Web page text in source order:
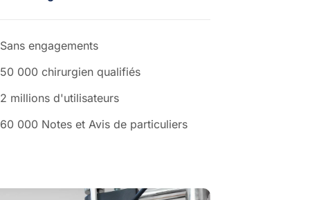
Sans engagements
50 000 chirurgien qualifiés
2 millions d'utilisateurs
60 000 Notes et Avis de particuliers